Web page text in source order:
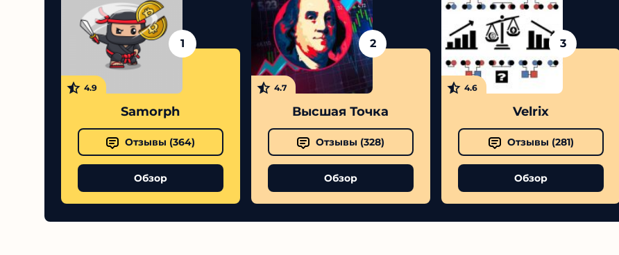
1
4.9
Samorph
Отзывы ( 364)
Обзор
2
4.7
Высшая Точка
Отзывы ( 328)
Обзор
4.6
Velrix
Отзывы (281)
Обзор